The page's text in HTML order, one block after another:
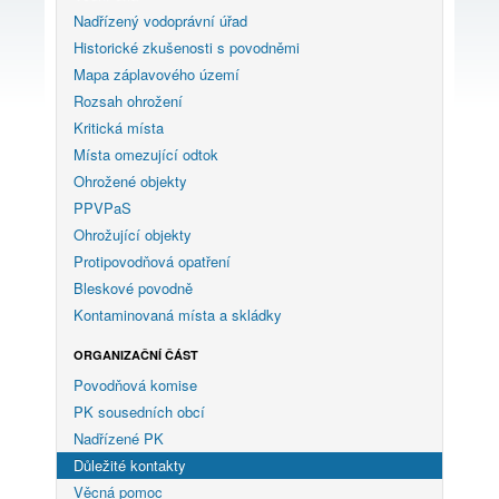
Nadřízený vodoprávní úřad
Historické zkušenosti s povodněmi
Mapa záplavového území
Rozsah ohrožení
Kritická místa
Místa omezující odtok
Ohrožené objekty
PPVPaS
Ohrožující objekty
Protipovodňová opatření
Bleskové povodně
Kontaminovaná místa a skládky
ORGANIZAČNÍ ČÁST
Povodňová komise
PK sousedních obcí
Nadřízené PK
Důležité kontakty
Věcná pomoc